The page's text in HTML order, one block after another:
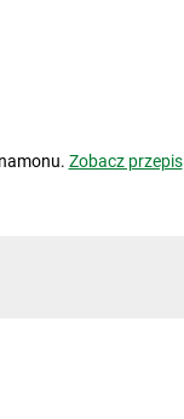
Zobacz przepis